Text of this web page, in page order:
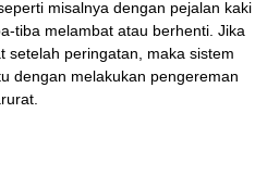
misalnya dengan pejalan kaki
tiba melambat atau berhenti. Jika
setelah peringatan, maka sistem
dengan melakukan pengereman